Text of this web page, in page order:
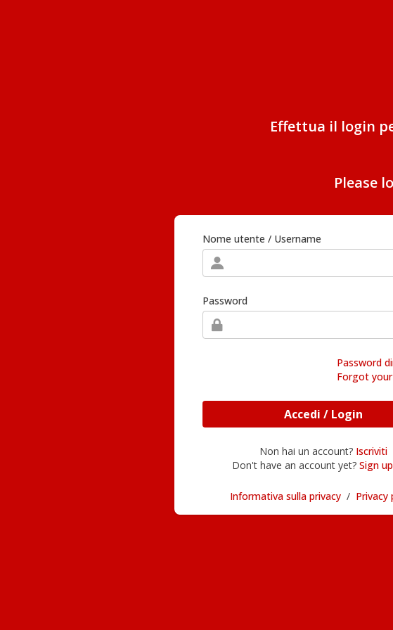
Effettua il login
Please
Nome utente / Username
Password
Password
Forgot
Accedi / Login
Non hai un account? Iscriviti
Don't have an account yet? Sign
Informativa sulla privacy / Privacy